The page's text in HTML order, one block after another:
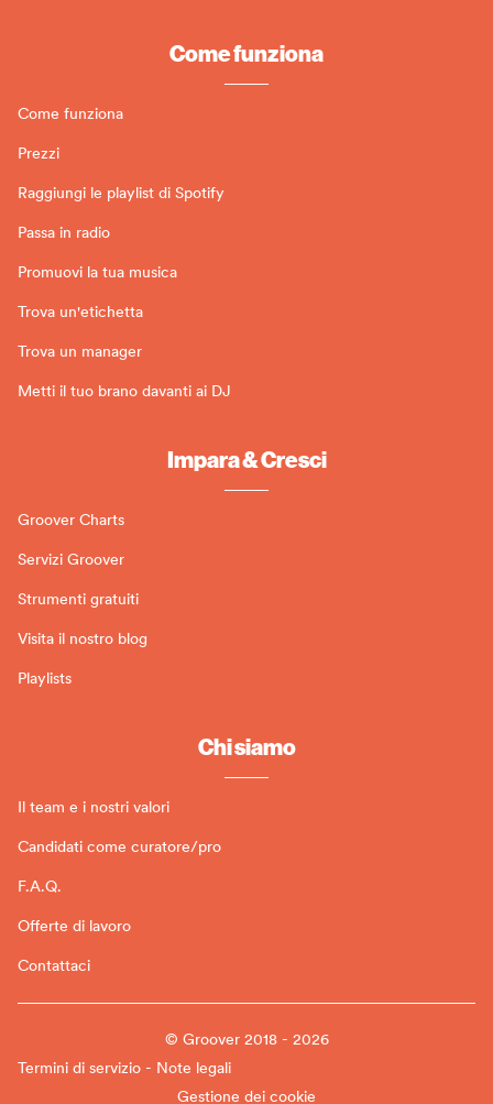
Come funziona
Come funziona
Prezzi
Raggiungi le playlist di Spotify
Passa in radio
Promuovi la tua musica
Trova un'etichetta
Trova un manager
Metti il tuo brano davanti ai DJ
Impara & Cresci
Groover Charts
Servizi Groover
Strumenti gratuiti
Visita il nostro blog
Playlists
Chi siamo
Il team e i nostri valori
Candidati come curatore/pro
F.A.Q.
Offerte di lavoro
Contattaci
© Groover 2018 - 2026
Termini di servizio - Note legali
Gestione dei cookie